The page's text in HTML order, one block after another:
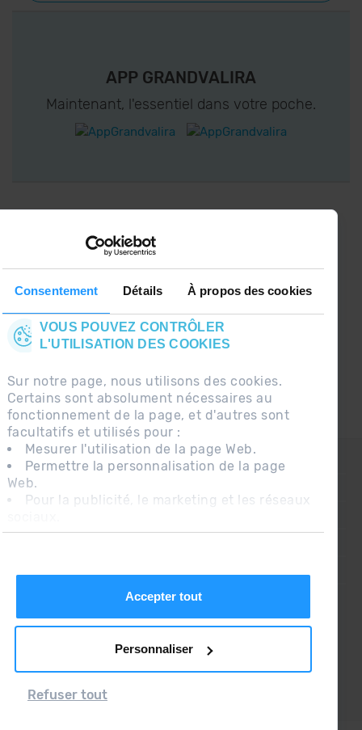
Consentement Détails À propos des cookies
VOUS POUVEZ CONTRÔLER
L'UTILISATION DES COOKIES
Sur notre page, nous utilisons des cookies.
Certains sont absolument nécessaires au
fonctionnement de la page, et d'autres sont
facultatifs et utilisés pour :
Mesurer l'utilisation de la page Web.
Permettre la personnalisation de la page
Web.
Pour la publicité, le marketing et les réseaux
En cliquant sur « Accepter tout », vous
Accepter tout
Personnaliser
Refuser tout
APP GRANDVALIRA
Maintenant, l'essentiel dans votre poche.
CONNECTEZ-VOUS À GRANDVALIRA!
Suivez-nous sur les Réseaux Sociaux et soyez
CONTACT
QUESTIONS FRÉQUENTES